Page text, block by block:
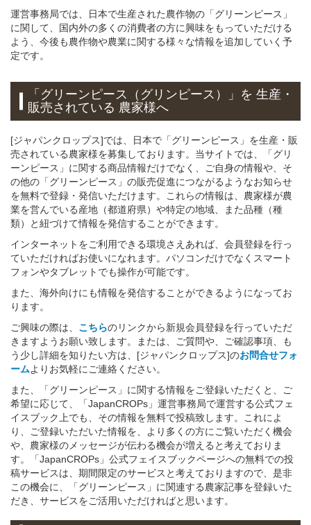
運営事務局では、日本で生産された農作物の「グリーンピース」
に関して、国内外の多くの消費者の方に興味をもっていただける
よう、今後も農作物や農業に関する様々な情報を追加していく予
定です。
「グリーンピース（グリンピース）」 を 生産・
販売されている 農家様へ
[ジャパンクロップス]では、日本で「グリーンピース」を生産・販
売されている農家様を募集しております。当サイトでは、「グリ
ーンピース」に関する商品情報だけでなく、ご自身の情報や、そ
の他の「グリーンピース」の販売促進につながるようなお知らせ
を無料で登録・発信いただけます。これらの情報は、農家様が農
業を営んでいる産地（都道府県）や特定の地域、また品種（種
類）と紐づけて情報を発信することができます。
インターネットをご利用できる環境さえあれば、会員登録を行っ
ていただければお使いになれます。パソコンだけでなくスマート
フォンやタブレットでも操作が可能です。
また、海外向けにも情報を発信することができるようになってお
ります。
ご興味の際は、 こちらのリンクから新規会員登録を行っていただ
きますようお願い致します。または、ご質問や、ご確認事項、も
う少し詳細を知りたい方は、[ジャパンクロップス]のお問合せフォ
ームよりお気軽にご連絡ください。
また、「グリーンピース」に関する情報をご登録いただくと、ご
希望に応じて、「JapanCROPs」運営事務局で運営する公式フェ
イスブック上でも、その情報を無料で投稿致します。これによ
り、ご登録いただいた情報を、より多くの方にご覧いただく機会
や、農家様のメッセージが伝わる機会が増えると考えておりま
す。「JapanCROPs」公式フェイスブックページへの無料での投
稿サービスは、期間限定のサービスと考えておりますので、是非
この機会に、「グリーンピース」に関連する農家記事を登録いた
だき、サービスをご活用いただければと思います。